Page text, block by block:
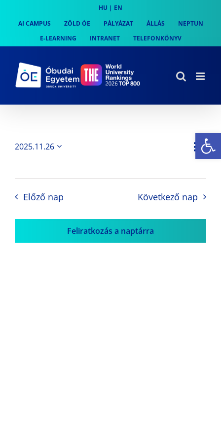
content
HU | EN
AI CAMPUS
ZÖLD ÓE PÁLYÁZAT ÁLLÁS
NEPTUN
E-LEARNING
INTRANET TELEFONKÖNYV
Nap
2025.11.26
Előző nap Következő nap
Feliratkozás a naptárra